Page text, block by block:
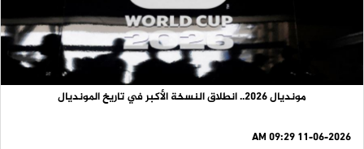
مونديال 2026.. انطلاق النسخة الأكبر في تاريخ المونديال
11-06-2026 09:29 AM